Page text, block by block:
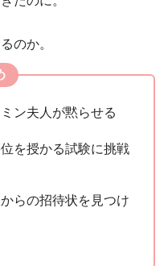
のか。
ン夫人が黙らせる
を授かる試験に挑戦
らの招待状を見つけ